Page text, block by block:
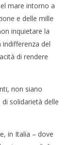
mare intorno a
e delle mille
inquietare la
indifferenza del
di rendere
non siano
solidarietà delle
in Italia – dove